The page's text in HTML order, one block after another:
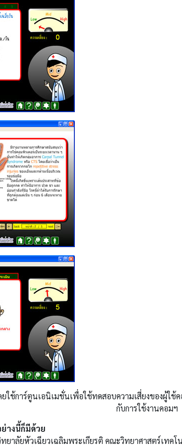
ยใช้การ์ตูนเอนิเมชั่นเพื่อใช้ทดสอบความเสี่ยงของผู้ใ
กับการใช้งานคอมฯ
ย่างนี้ก็มีด้วย
ยาลัยหัวเฉียวเฉลิมพระเกียรติ คณะวิทยาศาสตร์เทคโ